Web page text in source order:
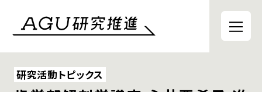
研究活動トピックス